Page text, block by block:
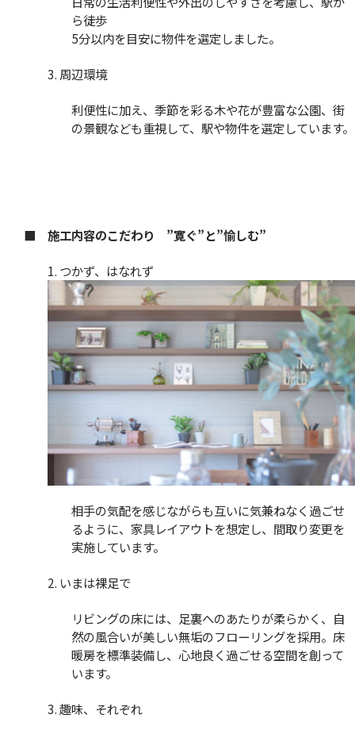
ら徒歩
5分以内を目安に物件を選定しました。
3. 周辺環境
利便性に加え、季節を彩る木や花が豊富な公園、街
の景観なども重視して、駅や物件を選定しています。
■ 施工内容のこだわり ”寛ぐ”と”愉しむ”
1. つかず、はなれず
相手の気配を感じながらも互いに気兼ねなく過ごせ
るように、家具レイアウトを想定し、間取り変更を
実施しています。
2. いまは裸足で
リビングの床には、足裏へのあたりが柔らかく、自
然の風合いが美しい無垢のフローリングを採用。床
暖房を標準装備し、心地良く過ごせる空間を創って
います。
3. 趣味、それぞれ